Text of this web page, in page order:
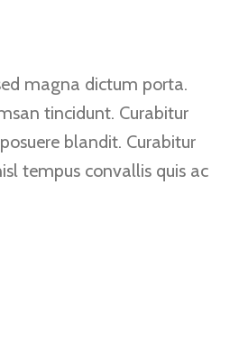
magna dictum porta.
tincidunt. Curabitur
blandit. Curabitur
tempus convallis quis ac